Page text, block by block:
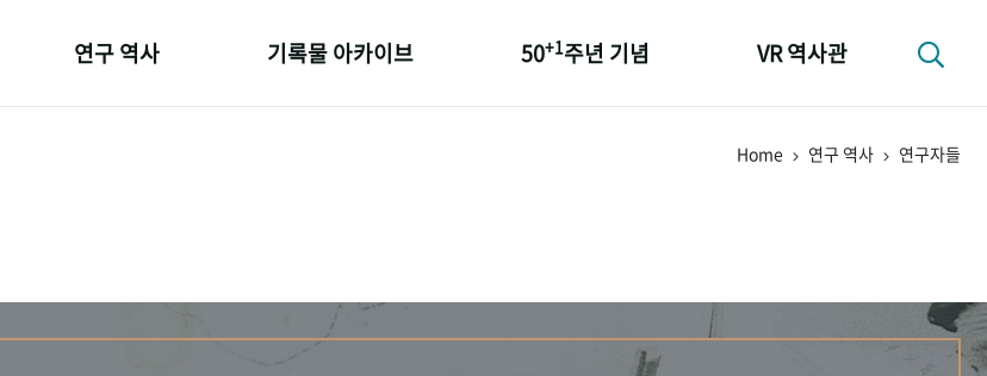
연구 역사 기록물 아카이브 50+1주년 기념 VR 역사관
Home 연구 역사 연구자들